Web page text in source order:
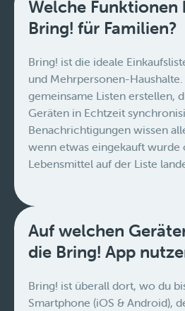
Welche Funktionen
Bring! für Familien?
Bring! ist die ideale
und Mehrpersonen-
gemeinsame Listen erstellen,
Geräten in Echtzeit
Benachrichtigungen wissen
wenn etwas eingekauft wurde
Lebensmittel auf der Liste
Auf welchen
die Bring! App
Bring! ist überall dort, wo du
Smartphone (iOS & Android),